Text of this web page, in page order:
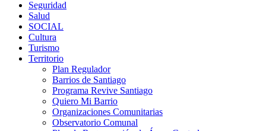
Seguridad
Salud
SOCIAL
Cultura
Turismo
Territorio
Plan Regulador
Barrios de Santiago
Programa Revive Santiago
Quiero Mi Barrio
Organizaciones Comunitarias
Observatorio Comunal